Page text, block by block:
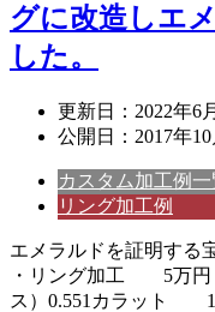
グに改造しエ
した。
更新日： 2022年6
公開日： 2017年10
カスタム加工例一
リング加工例
エメラルドを証明する
・リング加工 5万円
ス）0.551カラット 15